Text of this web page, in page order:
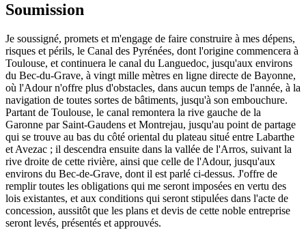
Soumission
Je soussigné, promets et m'engage de faire construire à mes dépens,
risques et périls, le Canal des Pyrénées, dont l'origine commencera à
Toulouse, et continuera le canal du Languedoc, jusqu'aux environs
du Bec-du-Grave, à vingt mille mètres en ligne directe de Bayonne,
où l'Adour n'offre plus d'obstacles, dans aucun temps de l'année, à la
navigation de toutes sortes de bâtiments, jusqu'à son embouchure.
Partant de Toulouse, le canal remontera la rive gauche de la
Garonne par Saint-Gaudens et Montrejau, jusqu'au point de partage
qui se trouve au bas du côté oriental du plateau situé entre Labarthe
et Avezac ; il descendra ensuite dans la vallée de l'Arros, suivant la
rive droite de cette rivière, ainsi que celle de l'Adour, jusqu'aux
environs du Bec-de-Grave, dont il est parlé ci-dessus. J'offre de
remplir toutes les obligations qui me seront imposées en vertu des
lois existantes, et aux conditions qui seront stipulées dans l'acte de
concession, aussitôt que les plans et devis de cette noble entreprise
seront levés, présentés et approuvés.